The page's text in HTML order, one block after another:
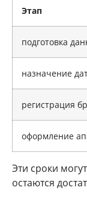
Этап
подготовка
назначение
регистрация
оформление
Эти сроки
остаются